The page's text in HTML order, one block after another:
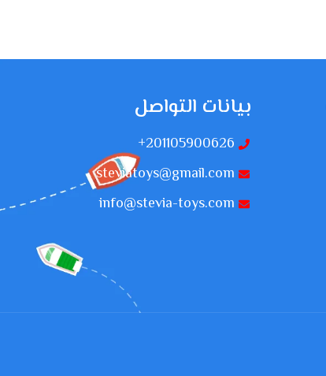
بيانات التواصل
201105900626+
steviatoys@gmail.com
info@stevia-toys.com